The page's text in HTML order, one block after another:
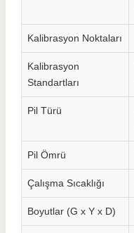
Kalibrasyon Noktaları
Kalibrasyon
Standartları
Pil Türü
Pil Ömrü
Çalışma Sıcaklığı
Boyutlar (G x Y x D)